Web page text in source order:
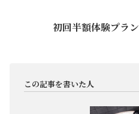
初回半額体験プラン
この記事を書いた人